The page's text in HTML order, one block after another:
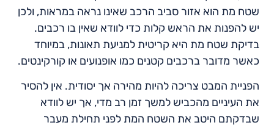
שטח מת הוא אזור סביב הרכב שאינו נראה במראות, ולכן
יש להפנות את הראש קלות כדי לוודא שאין בו רכבים.
בדיקת שטח מת היא קריטית למניעת תאונות, במיוחד
כאשר מדובר ברכבים קטנים כמו אופנועים או קורקינטים.
הפניית המבט צריכה להיות מהירה אך יסודית. אין להסיר
את העיניים מהכביש למשך זמן רב מדי, אך יש לוודא
שבדקתם היטב את השטח המת לפני תחילת מעבר